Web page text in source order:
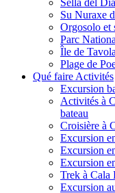
Sella del
Su Nuraxe
Orgosolo et
Parc
Île de
Plage de
Qué faire Activités
Excursion
Activités à
bateau
Croisière à
Excursion
Excursion
Excursion
Trek à Cala
Excursion